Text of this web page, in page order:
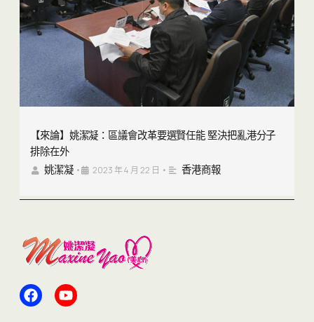
【來論】姚潔凝：區議會改革要選賢任能 堅決把亂港分子
排除在外
姚潔凝 • 2023 年 4 月 22 日 • 香港商報